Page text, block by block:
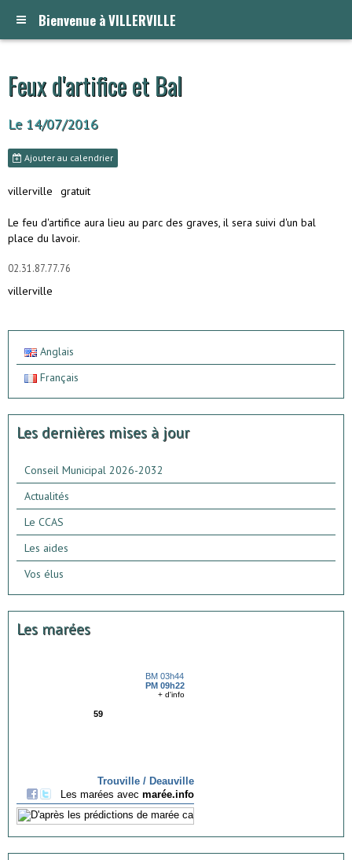
Bienvenue à VILLERVILLE
Feux d'artifice et Bal
Le 14/07/2016
Ajouter au calendrier
villerville gratuit
Le feu d'artifice aura lieu au parc des graves, il sera suivi d'un bal
place du lavoir.
02.31.87.77.76
villerville
Anglais
Français
Les dernières mises à jour
Conseil Municipal 2026-2032
Actualités
Le CCAS
Les aides
Vos élus
Les marées